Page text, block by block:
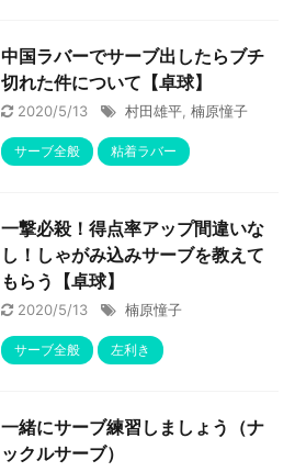
中国ラバーでサーブ出したらブチ
切れた件について【卓球】
2020/5/13 村田雄平 楠原憧子
サーブ全般 粘着ラバー
一撃必殺！得点率アップ間違いな
し！しゃがみ込みサーブを教えて
もらう【卓球】
2020/5/13 楠原憧子
サーブ全般 左利き
一緒にサーブ練習しましょう（ナ
ックルサーブ）